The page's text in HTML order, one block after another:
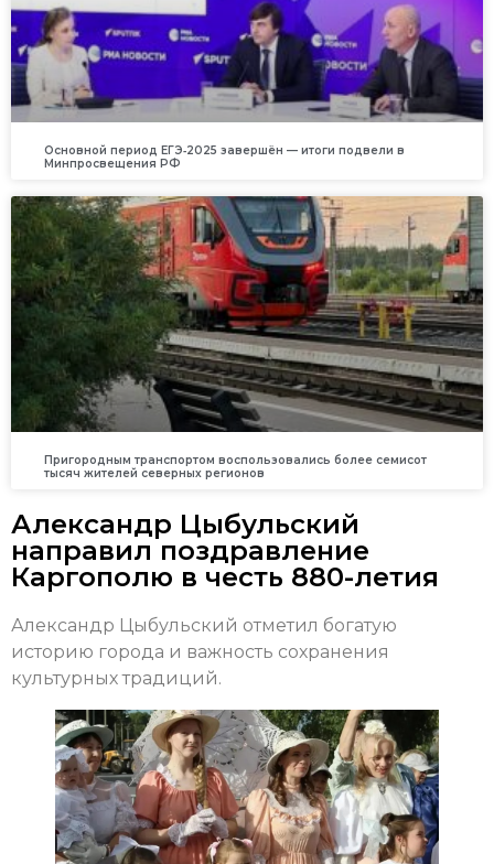
Основной период ЕГЭ‑2025 завершён — итоги подвели в
Минпросвещения РФ
Пригородным транспортом воспользовались более семисот
тысяч жителей северных регионов
Александр Цыбульский
направил поздравление
Каргополю в честь 880-летия
Александр Цыбульский отметил богатую
историю города и важность сохранения
культурных традиций.